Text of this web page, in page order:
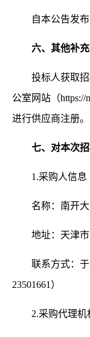
自本公告发
六、其他补
投标人获取
公室网站（https://
进行供应商注册。
七、对本次
1.采购人信息
名称：
地址：天津
联系方式：
2.采购代理机